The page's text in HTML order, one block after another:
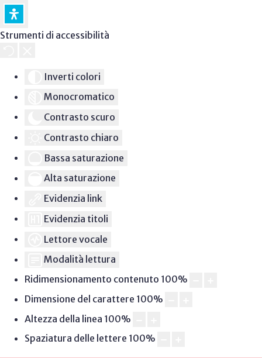
Strumenti di accessibilità
Inverti colori
Monocromatico
Contrasto scuro
Contrasto chiaro
Bassa saturazione
Alta saturazione
Evidenzia link
Evidenzia titoli
Lettore vocale
Modalità lettura
Ridimensionamento contenuto 100%
Dimensione del carattere 100%
Altezza della linea 100%
Spaziatura delle lettere 100%